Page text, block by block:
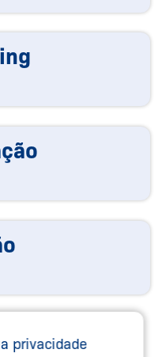
privacidade